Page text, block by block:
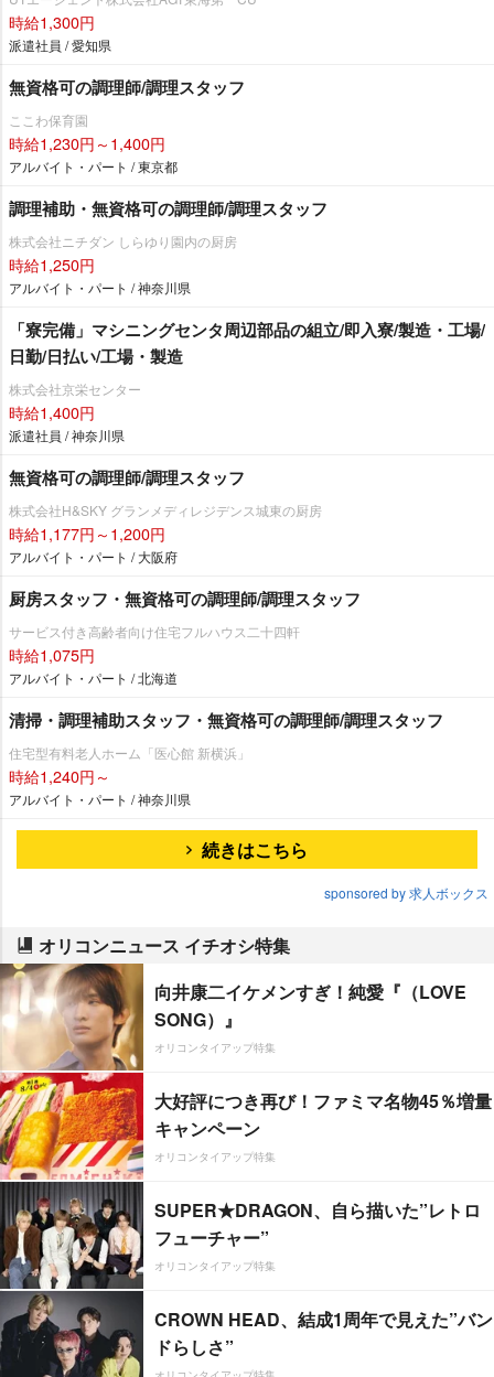
時給1,300円
派遣社員 / 愛知県
無資格可の調理師/調理スタッフ
ここわ保育園
時給1,230円～1,400円
アルバイト・パート / 東京都
調理補助・無資格可の調理師/調理スタッフ
株式会社ニチダン しらゆり園内の厨房
時給1,250円
アルバイト・パート / 神奈川県
「寮完備」マシニングセンタ周辺部品の組立/即入寮/製造・工場/
日勤/日払い/工場・製造
株式会社京栄センター
時給1,400円
派遣社員 / 神奈川県
無資格可の調理師/調理スタッフ
株式会社H&SKY グランメディレジデンス城東の厨房
時給1,177円～1,200円
アルバイト・パート / 大阪府
厨房スタッフ・無資格可の調理師/調理スタッフ
サービス付き高齢者向け住宅フルハウス二十四軒
時給1,075円
アルバイト・パート / 北海道
清掃・調理補助スタッフ・無資格可の調理師/調理スタッフ
住宅型有料老人ホーム「医心館 新横浜」
時給1,240円～
アルバイト・パート / 神奈川県
続きはこちら
sponsored by 求人ボックス
オリコンニュース イチオシ特集
向井康二イケメンすぎ！純愛『（LOVE
SONG）』
オリコンタイアップ特集
大好評につき再び！ファミマ名物45％増量
キャンペーン
オリコンタイアップ特集
SUPER★DRAGON、自ら描いた”レトロ
フューチャー”
オリコンタイアップ特集
CROWN HEAD、結成1周年で見えた”バン
ドらしさ”